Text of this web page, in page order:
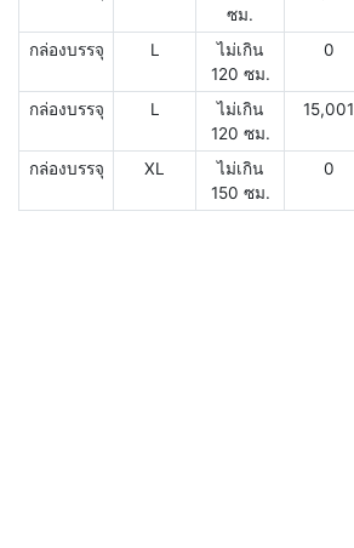
ซม.
กล่องบรรจุ L
ไม่เกิน
120 ซม.
0
กล่องบรรจุ L
ไม่เกิน
120 ซม.
15,001
กล่องบรรจุ XL
ไม่เกิน
150 ซม.
0